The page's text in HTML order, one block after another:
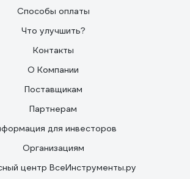
Способы оплаты
Что улучшить?
Контакты
О Компании
Поставщикам
Партнерам
для инвесторов
Организациям
центр ВсеИнструменты.ру